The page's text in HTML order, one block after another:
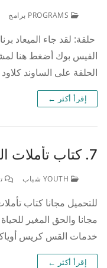
حلقة: لقد جاء الميعاد
الفيس بوك أضغط هنا
الحلقة على الساوند
إقرأ أكثر ←
7. كتاب تأملات الشباب – يوليو 2025
مجانا والحق المغير
خدمات القس كريس
إقرأ أكثر ←